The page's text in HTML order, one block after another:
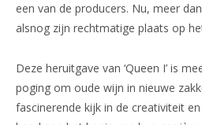
een van de producers. Nu, meer
alsnog zijn rechtmatige plaats op
Deze heruitgave van ‘Queen I’ is
poging om oude wijn in nieuwe
fascinerende kijk in de creativiteit